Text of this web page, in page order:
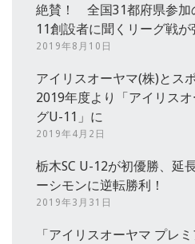
絶賛！ 全国31都府県参加
11創設者に聞くリーグ戦が
2019年8月10日
アイリスオーヤマ(株)とス
2019年度より「アイリス
グU-11」に
2019年4月2日
栃木SC U-12が初優勝、延
ーシモンに逆転勝利！
2019年3月31日
「アイリスオーヤマ プレ